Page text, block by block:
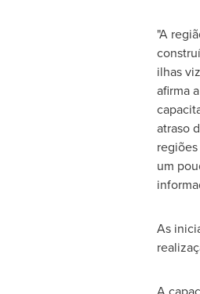
"A
ilhas
afirma
atraso
um
As